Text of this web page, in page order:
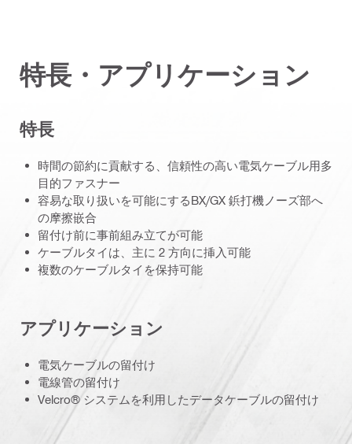
特長・アプリケーション
特長
時間の節約に貢献する、信頼性の高い電気ケーブル用多
目的ファスナー
容易な取り扱いを可能にするBX/GX 鋲打機ノーズ部へ
の摩擦嵌合
留付け前に事前組み立てが可能
ケーブルタイは、主に 2 方向に挿入可能
複数のケーブルタイを保持可能
アプリケーション
電気ケーブルの留付け
電線管の留付け
Velcro® システムを利用したデータケーブルの留付け